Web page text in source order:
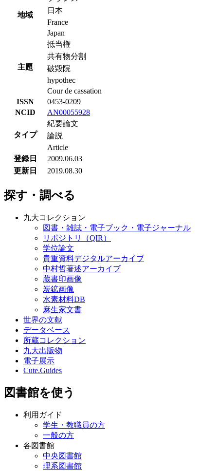
地域
日本
France
Japan
主題
抵当権
共有物分割
破毀院
hypothec
Cour de cassation
ISSN
0453-0209
NCID
AN00055928
タイプ
紀要論文
論説
Article
登録日
2009.06.03
更新日
2019.08.30
探す・調べる
九大コレクション
図書・雑誌・電子ブック・電子ジャーナル
リポジトリ（QIR）
学位論文
貴重資料デジタルアーカイブ
中村哲著述アーカイブ
蔵書印画像
炭鉱画像
水素材料DB
麻生家文書
世界の文献
データベース
所蔵コレクション
九大出版物
電子展示
Cute.Guides
図書館を使う
利用ガイド
学生・教職員の方
一般の方
各図書館
中央図書館
理系図書館